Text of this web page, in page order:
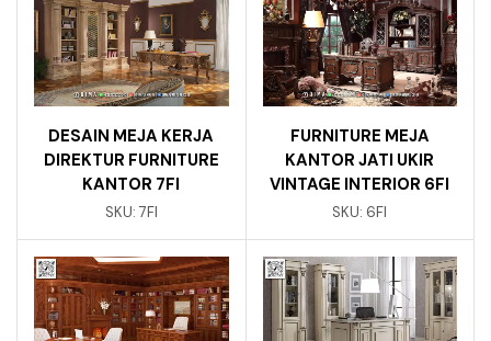
DESAIN MEJA KERJA
DIREKTUR FURNITURE
KANTOR 7FI
SKU: 7FI
FURNITURE MEJA
KANTOR JATI UKIR
VINTAGE INTERIOR 6FI
SKU: 6FI